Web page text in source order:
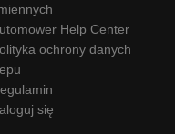
Help Center
ochrony danych
się